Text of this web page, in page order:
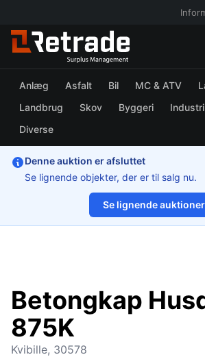
Anlæg Asfalt Bil MC & ATV
Landbrug
Skov Byggeri Industri
Diverse
Denne auktion er afsluttet
Se lignende objekter, der er til salg nu.
Se lignende auktioner
Betongkap
875K
Kvibille, 30578